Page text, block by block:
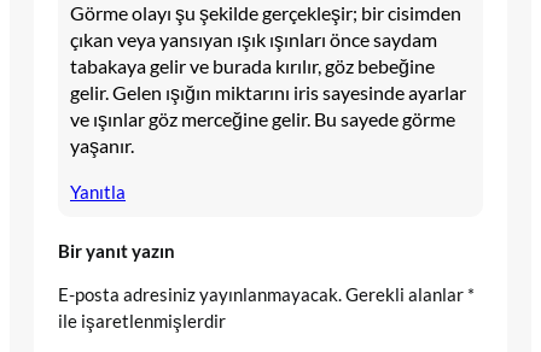
Görme olayı şu şekilde gerçekleşir; bir cisimden
çıkan veya yansıyan ışık ışınları önce saydam
tabakaya gelir ve burada kırılır, göz bebeğine
gelir. Gelen ışığın miktarını iris sayesinde ayarlar
ve ışınlar göz merceğine gelir. Bu sayede görme
yaşanır.
Yanıtla
Bir yanıt yazın
E-posta adresiniz yayınlanmayacak.Gerekli alanlar *
ile işaretlenmişlerdir